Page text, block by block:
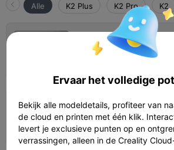
Alle K2 Plus K2 Pro K2
0,2 mm laag, 2 wanden,
 2
0,2 mm laag, 2 wanden,
08h 48m 2
Ervaar het volledige
Bekijk alle modeldetails, profiteer van
de cloud en printen met één klik.
levert je exclusieve punten op en
verrassingen, alleen in de Creality